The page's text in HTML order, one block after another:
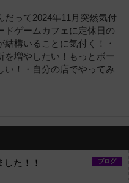
だって2024年11月突然気付
ドゲームカフェに定休日の
構いることに気付く！・
を増やしたい！もっとボー
い！・自分の店でやってみ
ブログ
た！！